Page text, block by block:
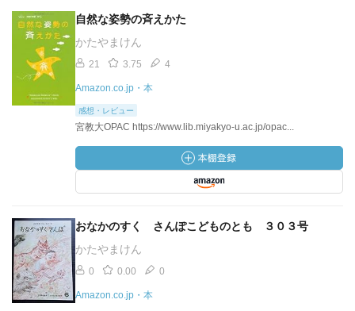
自然な姿勢の斉えかた
かたやまけん
21 3.75 4
Amazon.co.jp・本
感想・レビュー
宮教大OPAC https://www.lib.miyakyo-u.ac.jp/opac...
おなかのすく さんぽこどものとも ３０３号
かたやまけん
0 0.00 0
Amazon.co.jp・本